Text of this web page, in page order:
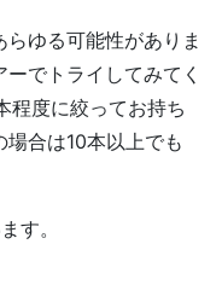
ゆる可能性がありま
でトライしてみてく
程度に絞ってお持ち
合は10本以上でも
す。